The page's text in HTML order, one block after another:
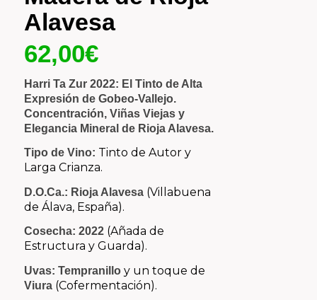
Alavesa
62,00€
Harri Ta Zur 2022: El Tinto de Alta
Expresión de Gobeo-Vallejo.
Concentración, Viñas Viejas y
Elegancia Mineral de Rioja Alavesa.
Tipo de Vino: Tinto de Autor y
Larga Crianza.
D.O.Ca.: Rioja Alavesa(Villabuena
de Álava, España).
Cosecha: 2022(Añada de
Estructura y Guarda).
Uvas: Tempranilloy un toque de
Viura(Cofermentación).